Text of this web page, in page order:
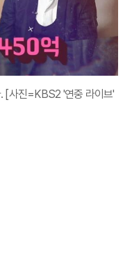
[사진=KBS2 '연중 라이브'